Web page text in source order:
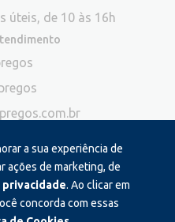
a sua experiência de
ações de marketing, de
. Ao clicar em
concorda com essas
úteis, de 10 às 16h
Não atendemos ligações neste